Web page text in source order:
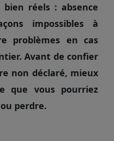
réels : absence
impossibles à
problèmes en cas
Avant de confier
non déclaré, mieux
que vous pourriez
perdre.